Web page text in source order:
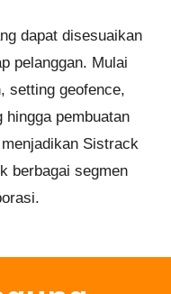
dapat disesuaikan
pelanggan. Mulai
setting geofence,
pembuatan
Sistrack
berbagai segmen